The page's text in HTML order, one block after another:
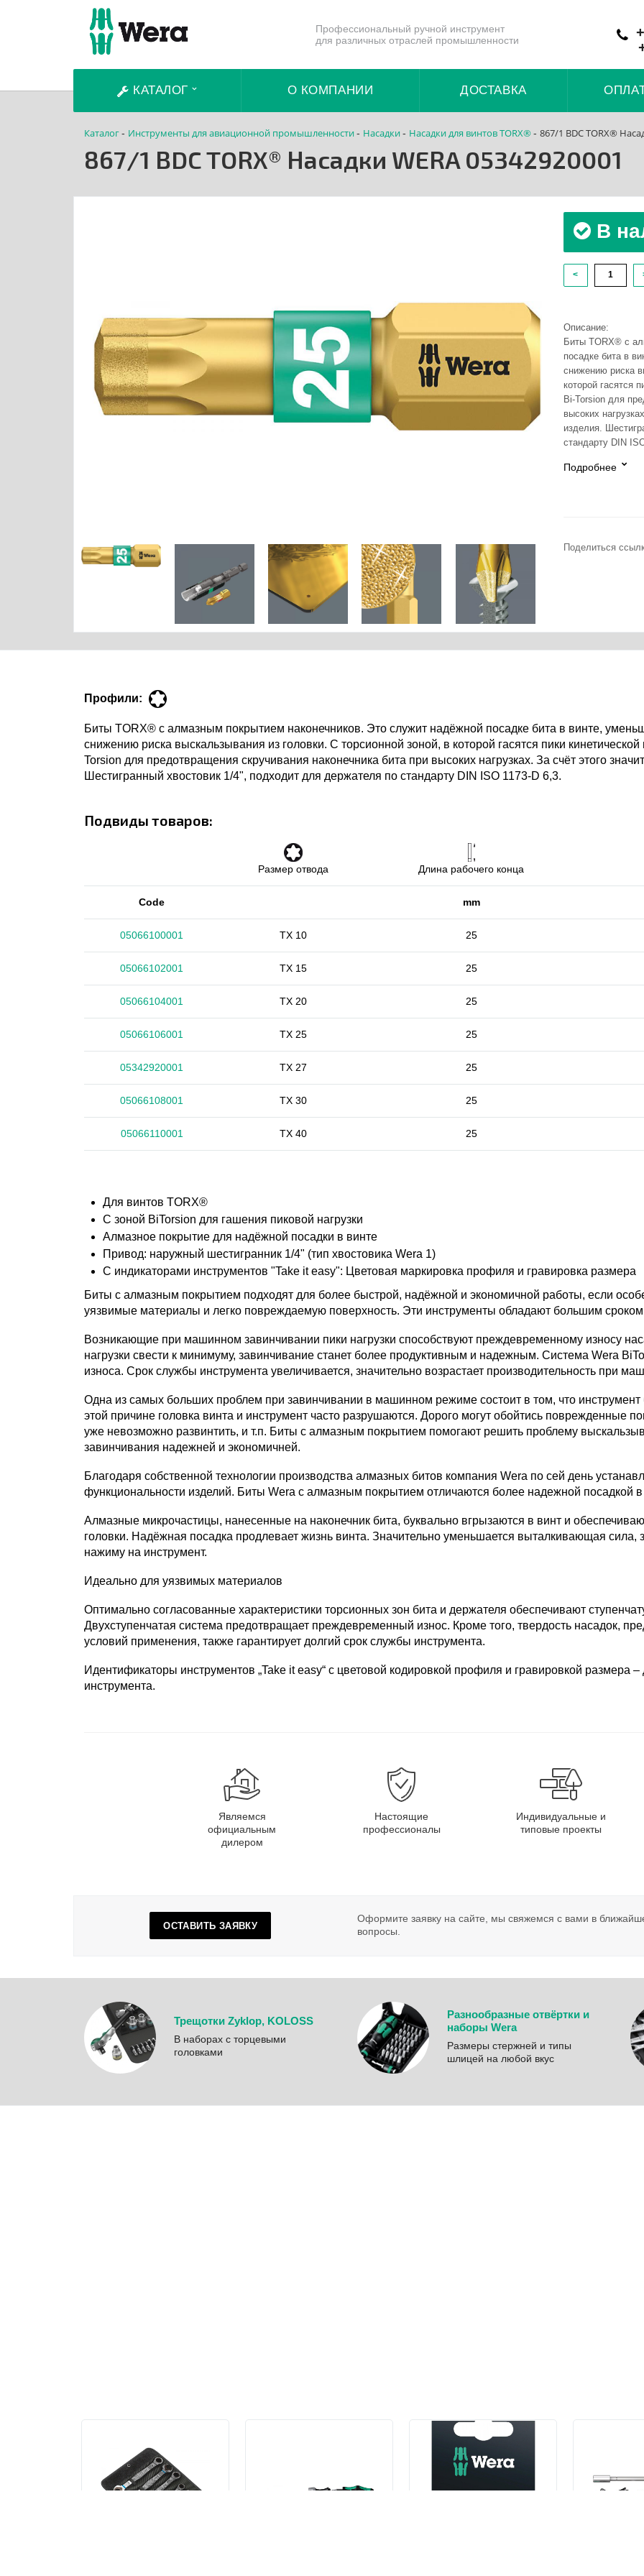
Профессиональный ручной инструмент
для различных отраслей промышленности
КАТАЛОГ О КОМПАНИИ ДОСТАВКА
Каталог- Инструменты для авиационной промышленности- Насадки- Насадки для винтов TORX®- 867/1 BDC TORX®
867/1 BDC TORX® Насадки WERA 05342920001
В
<
Описание:
Биты TORX® с
посадке бита в
снижению риска
которой гасятся
Bi-Torsion для
высоких
изделия.
стандарту DIN
Подробнее
Поделиться
Профили:
Биты TORX® с алмазным покрытием наконечников. Это служит надёжной посадке бита в винте,
снижению риска выскальзывания из головки. С торсионной зоной, в которой гасятся пики
Torsion для предотвращения скручивания наконечника бита при высоких нагрузках. За счёт этого
Шестигранный хвостовик 1/4", подходит для держателя по стандарту DIN ISO 1173-D 6,3.
Подвиды товаров:
Размер отвода Длина рабочего конца
Code mm
05066100001 TX 10 25
05066102001 TX 15 25
05066104001 TX 20 25
05066106001 TX 25 25
05342920001 TX 27 25
05066108001 TX 30 25
05066110001 TX 40 25
Для винтов TORX®
С зоной BiTorsion для гашения пиковой нагрузки
Алмазное покрытие для надёжной посадки в винте
Привод: наружный шестигранник 1/4" (тип хвостовика Wera 1)
С индикаторами инструментов "Take it easy": Цветовая маркировка профиля и гравировка размера
Биты с алмазным покрытием подходят для более быстрой, надёжной и экономичной работы, если
уязвимые материалы и легко повреждаемую поверхность. Эти инструменты обладают большим
Возникающие при машинном завинчивании пики нагрузки способствуют преждевременному износу
нагрузки свести к минимуму, завинчивание станет более продуктивным и надежным. Система Wera
износа. Срок службы инструмента увеличивается, значительно возрастает производительность при
Одна из самых больших проблем при завинчивании в машинном режиме состоит в том, что инструмент
этой причине головка винта и инструмент часто разрушаются. Дорого могут обойтись поврежденные
уже невозможно развинтить, и т.п. Биты с алмазным покрытием помогают решить проблему
завинчивания надежней и экономичней.
Благодаря собственной технологии производства алмазных битов компания Wera по сей день
функциональности изделий. Биты Wera с алмазным покрытием отличаются более надежной посадкой в
Алмазные микрочастицы, нанесенные на наконечник бита, буквально вгрызаются в винт и
головки. Надёжная посадка продлевает жизнь винта. Значительно уменьшается выталкивающая
нажиму на инструмент.
Идеально для уязвимых материалов
Оптимально согласованные характеристики торсионных зон бита и держателя обеспечивают
Двухступенчатая система предотвращает преждевременный износ. Кроме того, твердость насадок,
условий применения, также гарантирует долгий срок службы инструмента.
Идентификаторы инструментов „Take it easy“ с цветовой кодировкой профиля и гравировкой размера
инструмента.
Являемся
официальным
дилером
Настоящие
профессионалы
Индивидуальные и
типовые проекты
ОСТАВИТЬ ЗАЯВКУ
Оформите заявку на сайте, мы свяжемся с вами в
вопросы.
Трещотки Zyklop, KOLOSS
B наборах с торцевыми
головками
Разнообразные отвёртки и
наборы Wera
Размеры стержней и типы
шлицей на любой вкус